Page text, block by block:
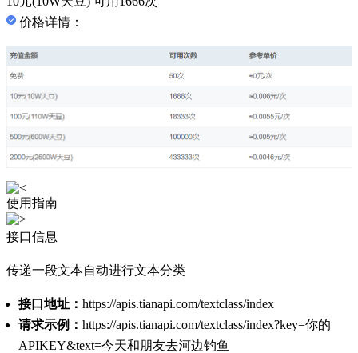
价格详情：
使用指南
接口信息
传递一段文本自动进行文本分类
接口地址： https://apis.tianapi.com/textclass/index
请求示例： https://apis.tianapi.com/textclass/index?key=你的
APIKEY&text=今天和朋友去河边钓鱼